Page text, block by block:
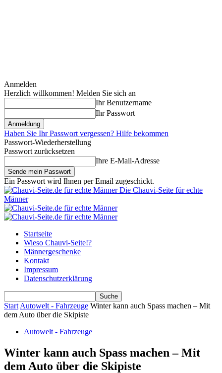
Anmelden
Herzlich willkommen! Melden Sie sich an
Ihr Benutzername
Ihr Passwort
Haben Sie Ihr Passwort vergessen? Hilfe bekommen
Passwort-Wiederherstellung
Passwort zurücksetzen
Ihre E-Mail-Adresse
Ein Passwort wird Ihnen per Email zugeschickt.
Die Chauvi-Seite für echte
Männer
Startseite
Wieso Chauvi-Seite!?
Männergeschenke
Kontakt
Impressum
Datenschutzerklärung
Start Autowelt - Fahrzeuge Winter kann auch Spass machen – Mit
dem Auto über die Skipiste
Autowelt - Fahrzeuge
Winter kann auch Spass machen – Mit
dem Auto über die Skipiste